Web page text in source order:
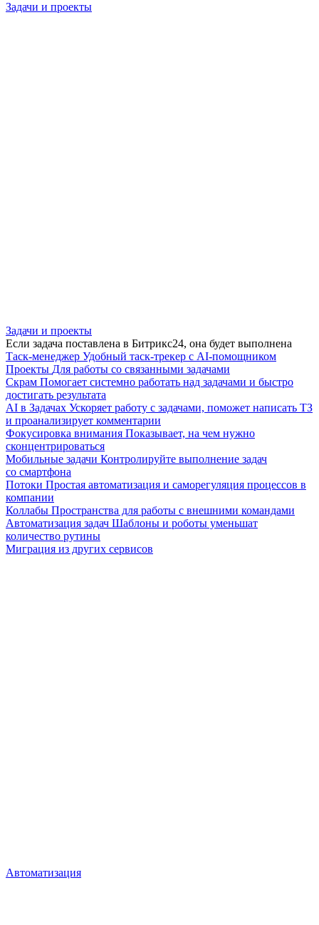
Задачи и проекты
Задачи и проекты
Если задача поставлена в Битрикс24, она будет выполнена
Таск-менеджер Удобный таск-трекер с AI-помощником
Проекты Для работы со связанными задачами
Скрам Помогает системно работать над задачами и быстро
достигать результата
AI в Задачах Ускоряет работу с задачами, поможет написать ТЗ
и проанализирует комментарии
Фокусировка внимания Показывает, на чем нужно
сконцентрироваться
Мобильные задачи Контролируйте выполнение задач
со смартфона
Потоки Простая автоматизация и саморегуляция процессов в
компании
Коллабы Пространства для работы с внешними командами
Автоматизация задач Шаблоны и роботы уменьшат
количество рутины
Миграция из других сервисов
Автоматизация